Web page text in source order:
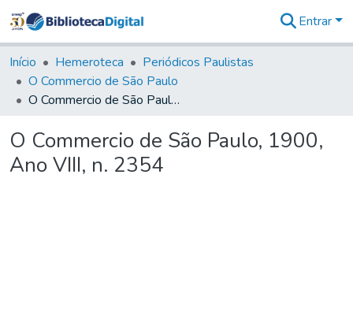
&
Coleções
Tudo na
Biblioteca
Estatísticas
Entrar
Início Hemeroteca
Periódicos Paulistas
O Commercio de São Paulo
O Commercio de São Paulo, 1900, Ano VIII, n. 2354
O Commercio de São Paulo, 1900,
Ano VIII, n. 2354